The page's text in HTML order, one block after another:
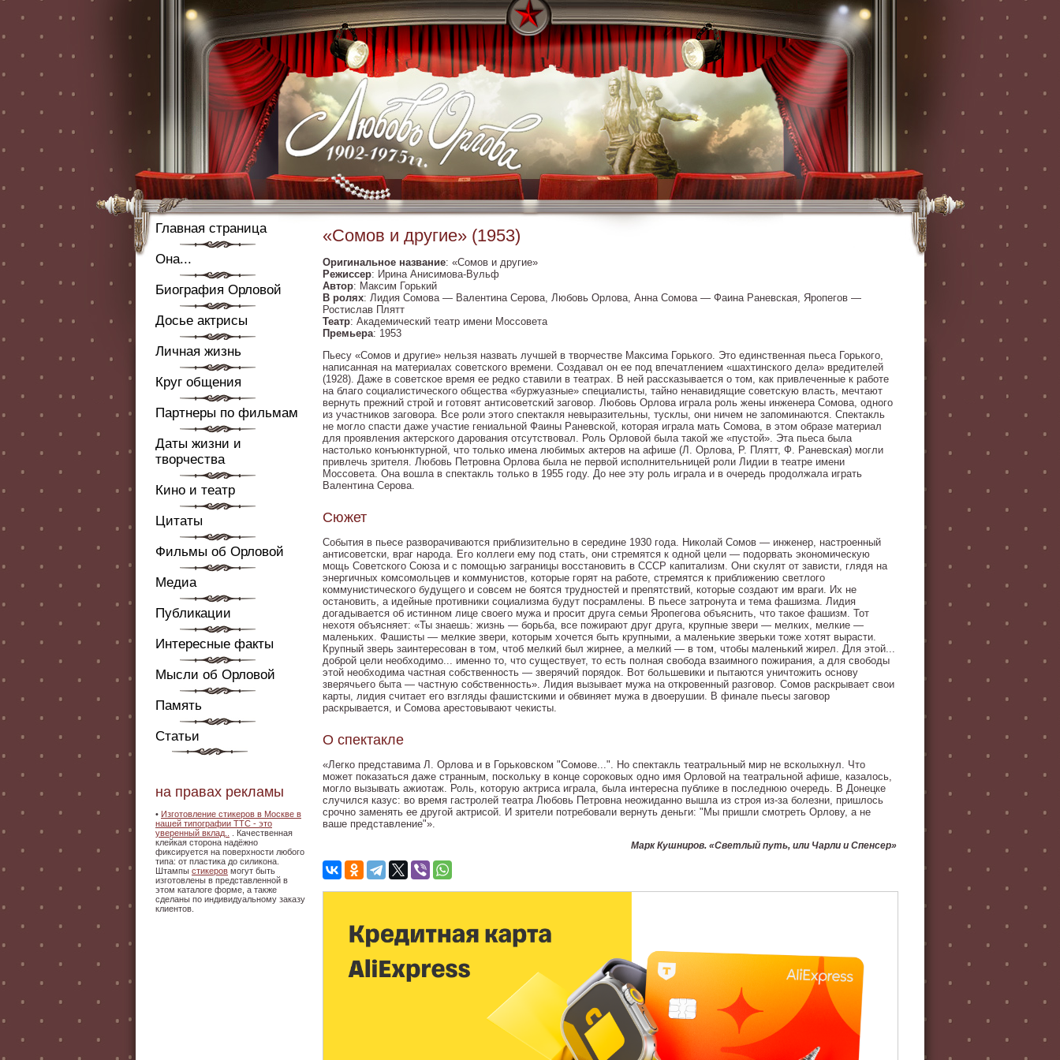
Главная страница
Она...
Биография Орловой
Досье актрисы
Личная жизнь
Круг общения
Партнеры по фильмам
Даты жизни и
творчества
Кино и театр
Цитаты
Фильмы об Орловой
Медиа
Публикации
Интересные факты
Мысли об Орловой
Память
Статьи
на правах рекламы
• Изготовление стикеров в Москве в
нашей типографии ТТС - это
уверенный вклад..
. Качественная
клейкая сторона надёжно
фиксируется на поверхности любого
типа: от пластика до силикона.
Штампы стикеров могут быть
изготовлены в представленной в
этом каталоге форме, а также
сделаны по индивидуальному заказу
клиентов.
«Сомов и другие» (1953)
Оригинальное название: «Сомов и другие»
Режиссер: Ирина Анисимова-Вульф
Автор: Максим Горький
В ролях: Лидия Сомова — Валентина Серова, Любовь Орлова, Анна Сомова — Фаина Раневская, Яропегов —
Ростислав Плятт
Театр: Академический театр имени Моссовета
Премьера: 1953
Пьесу «Сомов и другие» нельзя назвать лучшей в творчестве Максима Горького. Это единственная пьеса Горького,
написанная на материалах советского времени. Создавал он ее под впечатлением «шахтинского дела» вредителей
(1928). Даже в советское время ее редко ставили в театрах. В ней рассказывается о том, как привлеченные к работе
на благо социалистического общества «буржуазные» специалисты, тайно ненавидящие советскую власть, мечтают
вернуть прежний строй и готовят антисоветский заговор. Любовь Орлова играла роль жены инженера Сомова, одного
из участников заговора. Все роли этого спектакля невыразительны, тусклы, они ничем не запоминаются. Спектакль
не могло спасти даже участие гениальной Фаины Раневской, которая играла мать Сомова, в этом образе материал
для проявления актерского дарования отсутствовал. Роль Орловой была такой же «пустой». Эта пьеса была
настолько конъюнктурной, что только имена любимых актеров на афише (Л. Орлова, Р. Плятт, Ф. Раневская) могли
привлечь зрителя. Любовь Петровна Орлова была не первой исполнительницей роли Лидии в театре имени
Моссовета. Она вошла в спектакль только в 1955 году. До нее эту роль играла и в очередь продолжала играть
Валентина Серова.
Сюжет
События в пьесе разворачиваются приблизительно в середине 1930 года. Николай Сомов — инженер, настроенный
антисоветски, враг народа. Его коллеги ему под стать, они стремятся к одной цели — подорвать экономическую
мощь Советского Союза и с помощью заграницы восстановить в СССР капитализм. Они скулят от зависти, глядя на
энергичных комсомольцев и коммунистов, которые горят на работе, стремятся к приближению светлого
коммунистического будущего и совсем не боятся трудностей и препятствий, которые создают им враги. Их не
остановить, а идейные противники социализма будут посрамлены. В пьесе затронута и тема фашизма. Лидия
догадывается об истинном лице своего мужа и просит друга семьи Яропегова объяснить, что такое фашизм. Тот
нехотя объясняет: «Ты знаешь: жизнь — борьба, все пожирают друг друга, крупные звери — мелких, мелкие —
маленьких. Фашисты — мелкие звери, которым хочется быть крупными, а маленькие зверьки тоже хотят вырасти.
Крупный зверь заинтересован в том, чтоб мелкий был жирнее, а мелкий — в том, чтобы маленький жирел. Для этой...
доброй цели необходимо... именно то, что существует, то есть полная свобода взаимного пожирания, а для свободы
этой необходима частная собственность — зверячий порядок. Вот большевики и пытаются уничтожить основу
зверячьего быта — частную собственность». Лидия вызывает мужа на откровенный разговор. Сомов раскрывает свои
карты, лидия считает его взгляды фашистскими и обвиняет мужа в двоерушии. В финале пьесы заговор
раскрывается, и Сомова арестовывают чекисты.
О спектакле
«Легко представима Л. Орлова и в Горьковском "Сомове...". Но спектакль театральный мир не всколыхнул. Что
может показаться даже странным, поскольку в конце сороковых одно имя Орловой на театральной афише, казалось,
могло вызывать ажиотаж. Роль, которую актриса играла, была интересна публике в последнюю очередь. В Донецке
случился казус: во время гастролей театра Любовь Петровна неожиданно вышла из строя из-за болезни, пришлось
срочно заменять ее другой актрисой. И зрители потребовали вернуть деньги: "Мы пришли смотреть Орлову, а не
ваше представление"».
Марк Кушниров. «Светлый путь, или Чарли и Спенсер»